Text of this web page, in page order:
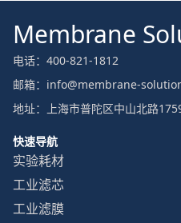
Membrane
电话：400-821-1812
邮箱：info@membrane-
地址：上海市普陀区中山北路
快速导航
实验耗材
工业滤芯
工业滤膜